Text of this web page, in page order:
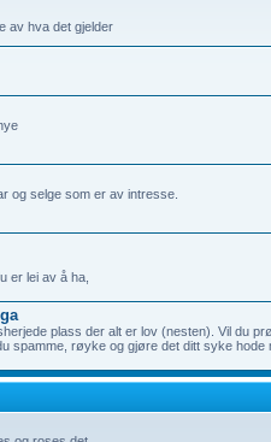
av hva det gjelder
og selge som er av intresse.
er lei av å ha,
plass der alt er lov (nesten). Vil du
spamme, røyke og gjøre det ditt syke hode